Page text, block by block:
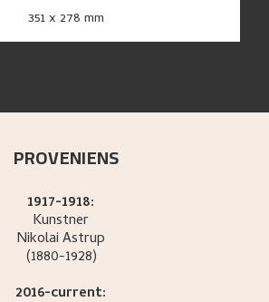
351 x 278 mm
PROVENIENS
1917-1918:
Kunstner
NikolaiAstrup
(1880-1928)
2016-current: